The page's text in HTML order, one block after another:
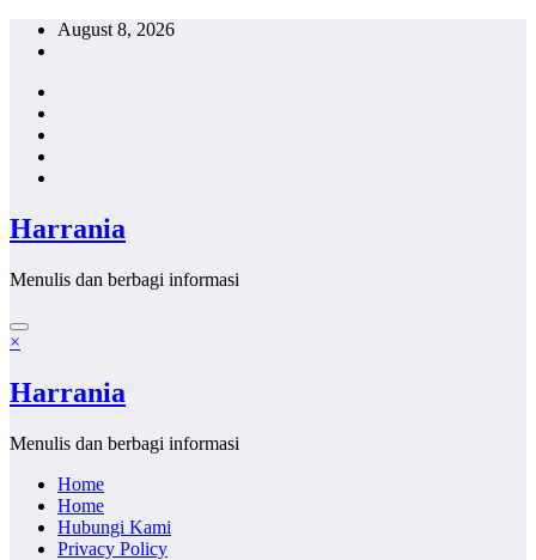
Skip
August 8, 2026
Harrania
Menulis dan berbagi informasi
×
Harrania
Menulis dan berbagi informasi
Home
Home
Hubungi Kami
Privacy Policy